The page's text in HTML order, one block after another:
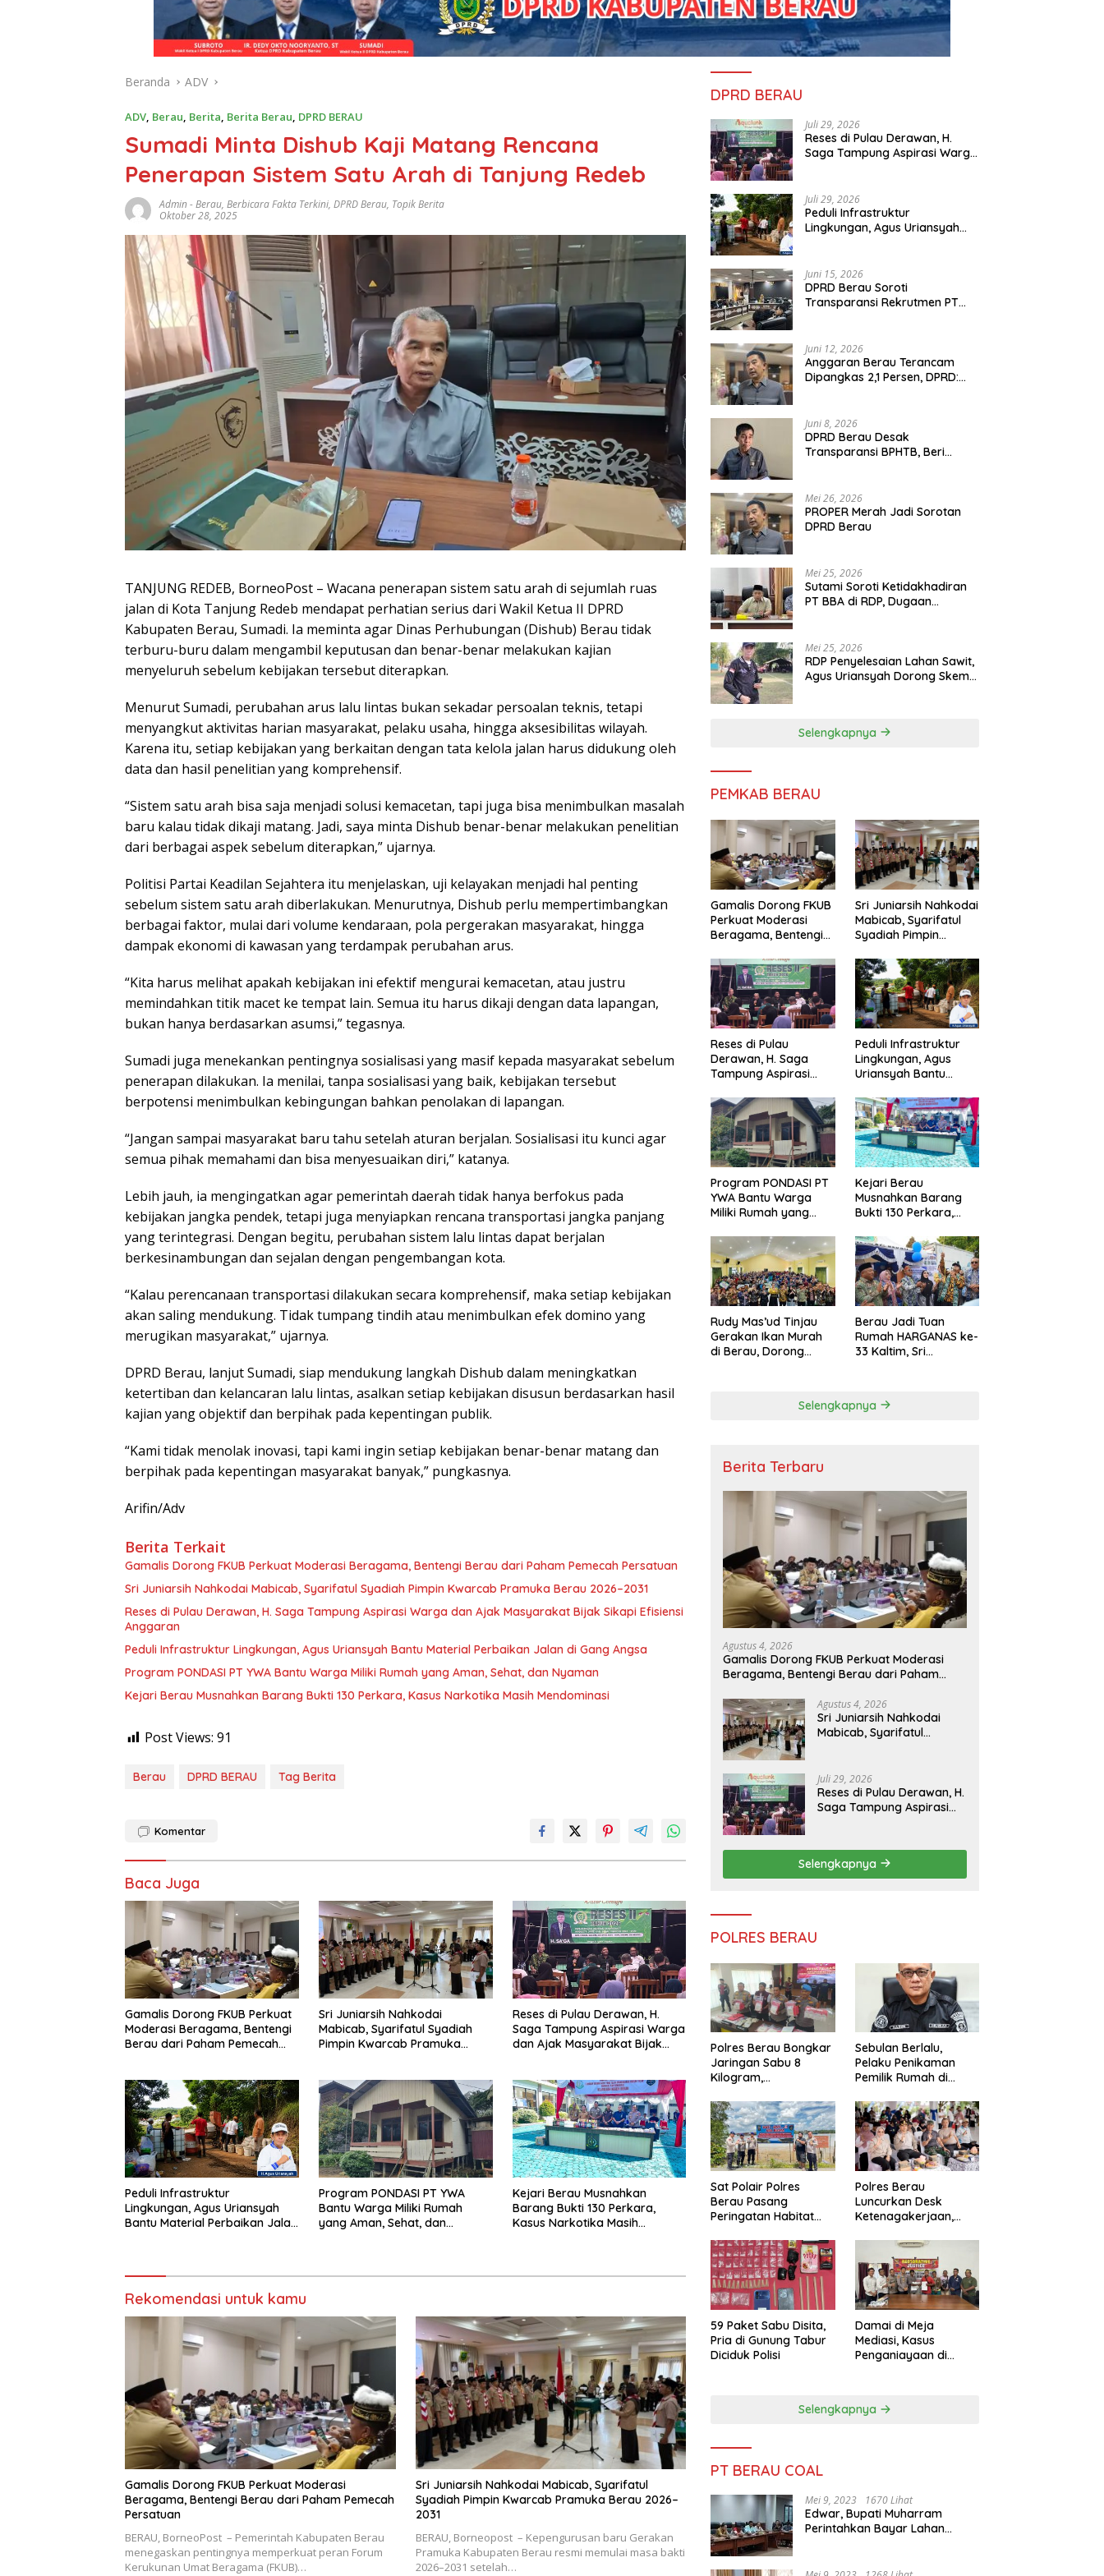
Beranda ADV
ADV, Berau, Berita, Berita Berau, DPRD BERAU
Sumadi Minta Dishub Kaji Matang Rencana
Penerapan Sistem Satu Arah di Tanjung Redeb
Admin-Berau, Berbicara Fakta Terkini, DPRD Berau, Topik Berita
Oktober 28, 2025
TANJUNG REDEB, BorneoPost – Wacana penerapan sistem satu arah di sejumlah ruas
jalan di Kota Tanjung Redeb mendapat perhatian serius dari Wakil Ketua II DPRD
Kabupaten Berau, Sumadi. Ia meminta agar Dinas Perhubungan (Dishub) Berau tidak
terburu-buru dalam mengambil keputusan dan benar-benar melakukan kajian
menyeluruh sebelum kebijakan tersebut diterapkan.
Menurut Sumadi, perubahan arus lalu lintas bukan sekadar persoalan teknis, tetapi
menyangkut aktivitas harian masyarakat, pelaku usaha, hingga aksesibilitas wilayah.
Karena itu, setiap kebijakan yang berkaitan dengan tata kelola jalan harus didukung oleh
data dan hasil penelitian yang komprehensif.
“Sistem satu arah bisa saja menjadi solusi kemacetan, tapi juga bisa menimbulkan masalah
baru kalau tidak dikaji matang. Jadi, saya minta Dishub benar-benar melakukan penelitian
dari berbagai aspek sebelum diterapkan,” ujarnya.
Politisi Partai Keadilan Sejahtera itu menjelaskan, uji kelayakan menjadi hal penting
sebelum sistem satu arah diberlakukan. Menurutnya, Dishub perlu mempertimbangkan
berbagai faktor, mulai dari volume kendaraan, pola pergerakan masyarakat, hingga
dampak ekonomi di kawasan yang terdampak perubahan arus.
“Kita harus melihat apakah kebijakan ini efektif mengurai kemacetan, atau justru
memindahkan titik macet ke tempat lain. Semua itu harus dikaji dengan data lapangan,
bukan hanya berdasarkan asumsi,” tegasnya.
Sumadi juga menekankan pentingnya sosialisasi yang masif kepada masyarakat sebelum
penerapan dilakukan. Ia menilai, tanpa sosialisasi yang baik, kebijakan tersebut
berpotensi menimbulkan kebingungan bahkan penolakan di lapangan.
“Jangan sampai masyarakat baru tahu setelah aturan berjalan. Sosialisasi itu kunci agar
semua pihak memahami dan bisa menyesuaikan diri,” katanya.
Lebih jauh, ia mengingatkan agar pemerintah daerah tidak hanya berfokus pada
kebijakan jangka pendek, tetapi juga menyiapkan rencana transportasi jangka panjang
yang terintegrasi. Dengan begitu, perubahan sistem lalu lintas dapat berjalan
berkesinambungan dan sejalan dengan pengembangan kota.
“Kalau perencanaan transportasi dilakukan secara komprehensif, maka setiap kebijakan
akan saling mendukung. Tidak tumpang tindih atau menimbulkan efek domino yang
merugikan masyarakat,” ujarnya.
DPRD Berau, lanjut Sumadi, siap mendukung langkah Dishub dalam meningkatkan
ketertiban dan kelancaran lalu lintas, asalkan setiap kebijakan disusun berdasarkan hasil
kajian yang objektif dan berpihak pada kepentingan publik.
“Kami tidak menolak inovasi, tapi kami ingin setiap kebijakan benar-benar matang dan
berpihak pada kepentingan masyarakat banyak,” pungkasnya.
Arifin/Adv
Berita Terkait
Gamalis Dorong FKUB Perkuat Moderasi Beragama, Bentengi Berau dari Paham Pemecah Persatuan
Sri Juniarsih Nahkodai Mabicab, Syarifatul Syadiah Pimpin Kwarcab Pramuka Berau 2026–2031
Reses di Pulau Derawan, H. Saga Tampung Aspirasi Warga dan Ajak Masyarakat Bijak Sikapi Efisiensi
Anggaran
Peduli Infrastruktur Lingkungan, Agus Uriansyah Bantu Material Perbaikan Jalan di Gang Angsa
Program PONDASI PT YWA Bantu Warga Miliki Rumah yang Aman, Sehat, dan Nyaman
Kejari Berau Musnahkan Barang Bukti 130 Perkara, Kasus Narkotika Masih Mendominasi
Post Views: 91
Berau DPRD BERAU Tag Berita
Komentar
Baca Juga
Gamalis Dorong FKUB Perkuat
Moderasi Beragama, Bentengi
Berau dari Paham Pemecah
Sri Juniarsih Nahkodai
Mabicab, Syarifatul Syadiah
Pimpin Kwarcab Pramuka
Reses di Pulau Derawan, H.
Saga Tampung Aspirasi Warga
dan Ajak Masyarakat Bijak
Peduli Infrastruktur
Lingkungan, Agus Uriansyah
Bantu Material Perbaikan Jalan
Program PONDASI PT YWA
Bantu Warga Miliki Rumah
yang Aman, Sehat, dan
Kejari Berau Musnahkan
Barang Bukti 130 Perkara,
Kasus Narkotika Masih
Rekomendasi untuk kamu
Gamalis Dorong FKUB Perkuat Moderasi
Beragama, Bentengi Berau dari Paham Pemecah
Persatuan
BERAU, BorneoPost – Pemerintah Kabupaten Berau
menegaskan pentingnya memperkuat peran Forum
Kerukunan Umat Beragama (FKUB)…
Sri Juniarsih Nahkodai Mabicab, Syarifatul
Syadiah Pimpin Kwarcab Pramuka Berau 2026–
2031
BERAU, Borneopost – Kepengurusan baru Gerakan
Pramuka Kabupaten Berau resmi memulai masa bakti
2026–2031 setelah…
DPRD BERAU
Juli 29, 2026
Reses di Pulau Derawan, H.
Saga Tampung Aspirasi Warga
Juli 29, 2026
Peduli Infrastruktur
Lingkungan, Agus Uriansyah
Juni 15, 2026
DPRD Berau Soroti
Transparansi Rekrutmen PT
Juni 12, 2026
Anggaran Berau Terancam
Dipangkas 2,1 Persen, DPRD:
Juni 8, 2026
DPRD Berau Desak
Transparansi BPHTB, Beri
Mei 26, 2026
PROPER Merah Jadi Sorotan
DPRD Berau
Mei 25, 2026
Sutami Soroti Ketidakhadiran
PT BBA di RDP, Dugaan
Mei 25, 2026
RDP Penyelesaian Lahan Sawit,
Agus Uriansyah Dorong Skema
Selengkapnya
PEMKAB BERAU
Gamalis Dorong FKUB
Perkuat Moderasi
Beragama, Bentengi
Pemecah Persatuan
Sri Juniarsih Nahkodai
Mabicab, Syarifatul
Syadiah Pimpin
Berau 2026–2031
Reses di Pulau
Derawan, H. Saga
Tampung Aspirasi
Masyarakat Bijak
Sikapi Efisiensi
Anggaran
Peduli Infrastruktur
Lingkungan, Agus
Uriansyah Bantu
Jalan di Gang Angsa
Program PONDASI PT
YWA Bantu Warga
Miliki Rumah yang
Nyaman
Kejari Berau
Musnahkan Barang
Bukti 130 Perkara,
Masih Mendominasi
Rudy Mas’ud Tinjau
Gerakan Ikan Murah
di Berau, Dorong
Berau Jadi Tuan
Rumah HARGANAS ke-
33 Kaltim, Sri
Selengkapnya
Berita Terbaru
Agustus 4, 2026
Gamalis Dorong FKUB Perkuat Moderasi
Beragama, Bentengi Berau dari Paham
Agustus 4, 2026
Sri Juniarsih Nahkodai
Mabicab, Syarifatul
Juli 29, 2026
Reses di Pulau Derawan, H.
Saga Tampung Aspirasi
Efisiensi Anggaran
Selengkapnya
POLRES BERAU
Polres Berau Bongkar
Jaringan Sabu 8
Kilogram,
dari Dalam Lapas
Tarakan
Sebulan Berlalu,
Pelaku Penikaman
Pemilik Rumah di
Diburu Polisi
Sat Polair Polres
Berau Pasang
Peringatan Habitat
Polres Berau
Luncurkan Desk
Ketenagakerjaan,
Didorong Tuntas
Lewat Mediasi
59 Paket Sabu Disita,
Pria di Gunung Tabur
Diciduk Polisi
Damai di Meja
Mediasi, Kasus
Penganiayaan di
Selengkapnya
PT BERAU COAL
Mei 9, 2023 1670 Lihat
Edwar, Bupati Muharram
Perintahkan Bayar Lahan